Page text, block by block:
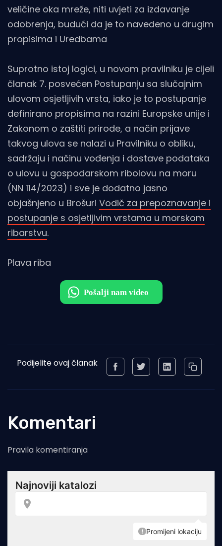
veličine oka mreže, niti uvjeti za izdavanje
odobrenja, budući da je to navedeno u drugim
propisima i Uredbama
Suprotno istoj logici, u novom pravilniku je cijeli
članak 7. posvećen Postupanju sa slučajnim
ulovom osjetljivih vrsta, iako je to postupanje
definirano propisima na razini Europske unije i
Zakonom o zaštiti prirode, a način prijave
takvog ulova se nalazi u Pravilniku o obliku,
sadržaju i načinu vođenja i dostave podataka
o ulovu u gospodarskom ribolovu na moru
(NN 114/2023) i sve je dodatno jasno
objašnjeno u Brošuri Vodič za prepoznavanje i
postupanje s osjetljivim vrstama u morskom
ribarstvu.
Plava riba
Podijelite ovaj članak
Komentari
Pravila komentiranja